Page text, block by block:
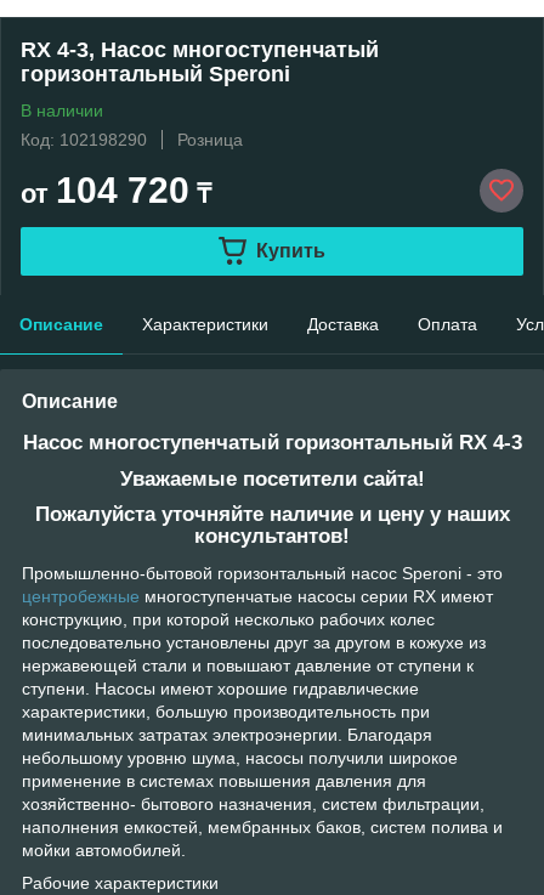
RX 4-3, Насос многоступенчатый
горизонтальный Speroni
В наличии
Код: 102198290
Розница
от 104 720 ₸
Купить
Описание Характеристики Доставка Оплата
Описание
Насос многоступенчатый горизонтальный RX 4-3
Уважаемые посетители сайта!
Пожалуйста уточняйте наличие и цену у наших
консультантов!
Промышленно-бытовой горизонтальный насос Speroni - это
центробежные многоступенчатые насосы серии RX имеют
конструкцию, при которой несколько рабочих колес
последовательно установлены друг за другом в кожухе из
нержавеющей стали и повышают давление от ступени к
ступени. Насосы имеют хорошие гидравлические
характеристики, большую производительность при
минимальных затратах электроэнергии. Благодаря
небольшому уровню шума, насосы получили широкое
применение в системах повышения давления для
хозяйственно- бытового назначения, систем фильтрации,
наполнения емкостей, мембранных баков, систем полива и
мойки автомобилей.
Рабочие характеристики